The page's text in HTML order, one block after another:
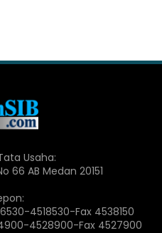
Usaha:
66 AB Medan 20151
4518530-Fax 4538150
4528900-Fax 4527900